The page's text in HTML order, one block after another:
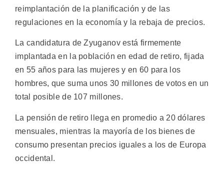
reimplantación de la planificación y de las
regulaciones en la economía y la rebaja de precios.
La candidatura de Zyuganov está firmemente
implantada en la población en edad de retiro, fijada
en 55 años para las mujeres y en 60 para los
hombres, que suma unos 30 millones de votos en un
total posible de 107 millones.
La pensión de retiro llega en promedio a 20 dólares
mensuales, mientras la mayoría de los bienes de
consumo presentan precios iguales a los de Europa
occidental.